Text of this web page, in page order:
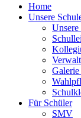
Home
Unsere
Unsere
Für Schüler
SMV